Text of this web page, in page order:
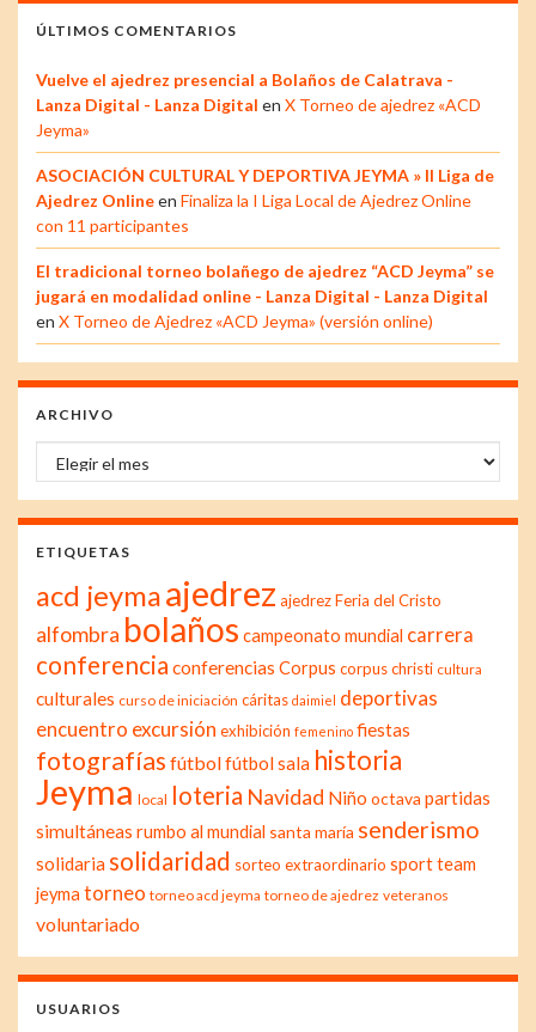
ÚLTIMOS COMENTARIOS
Vuelve el ajedrez presencial a Bolaños de Calatrava -
Lanza Digital - Lanza Digital en X Torneo de ajedrez «ACD
Jeyma»
ASOCIACIÓN CULTURAL Y DEPORTIVA JEYMA » II Liga de
Ajedrez Onlineen Finaliza la I Liga Local de Ajedrez Online
con 11 participantes
El tradicional torneo bolañego de ajedrez “ACD Jeyma” se
jugará en modalidad online - Lanza Digital - Lanza Digital
en X Torneo de Ajedrez «ACD Jeyma» (versión online)
ARCHIVO
Archivo
ETIQUETAS
acd jeymaajedrez ajedrez Feria del Cristo
alfombra bolaños campeonato mundial carrera
conferencia conferencias Corpus corpus christi cultura
culturales curso de iniciación cáritas daimiel deportivas
encuentro excursión exhibición femenino fiestas
fotografías fútbolfútbol sala historia
Jeyma local loteria Navidad Niño octava partidas
simultáneas rumbo al mundial santa maría senderismo
solidaria solidaridad sorteo extraordinario sport team
jeyma torneo torneo acd jeyma torneo de ajedrez veteranos
voluntariado
USUARIOS